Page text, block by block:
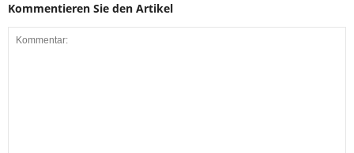
Kommentieren Sie den Artikel